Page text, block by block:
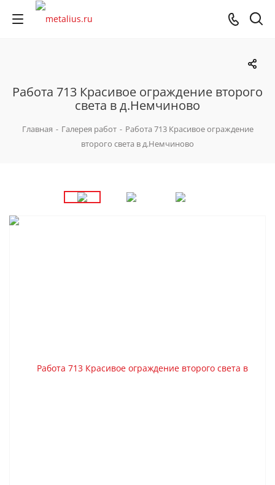
Работа 713 Красивое ограждение второго
света в д.Немчиново
Главная - Галерея работ - Работа 713 Красивое ограждение
второго света в д.Немчиново